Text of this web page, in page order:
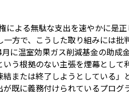
による無駄な支出を速やかに是
方で、こうした取り組みには
に温室効果ガス削減基金の助成
う根拠のない主張を煙幕とし
または終了しようとしている」
既に義務付けられているプロ